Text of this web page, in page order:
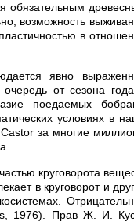
обязательным
возможность
в
явно
от сезона
поедаемых
условиях в
за многие
круговорота
в круговорот и
1976). Прав Ж. И.